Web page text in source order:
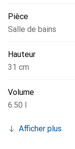
Pièce
Salle de bains
Hauteur
31 cm
Volume
6.50 l
Afficher plus